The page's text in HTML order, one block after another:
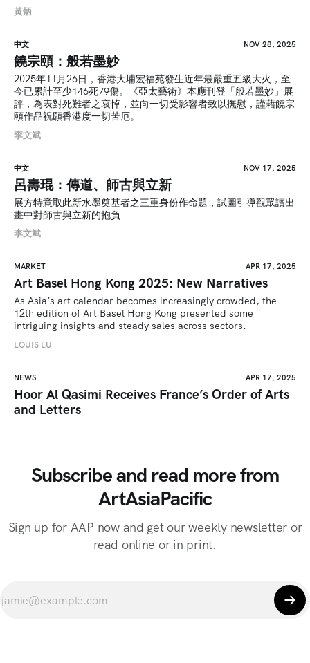
黃炳
中文 NOV 28, 2025
饒宗頤：般若墨妙
2025年11月26日，香港大埔宏福苑發生近年最嚴重五級大火，至
今已累計至少146死79傷。《亞太藝術》本應刊登「般若墨妙」展
評，為表對死難者之哀悼，並向一切受影響者致以撫慰，謹藉饒宗
頤作品祝願香港度一切苦厄。
李文斌
中文 NOV 17, 2025
呂壽琨：傳道、師古與立新
展方特意取此新水墨奠基者之三重身份作命題，試圖引導觀眾讀出
畫中對師古與立新的抱負
李文斌
MARKET APR 17, 2025
Art Basel Hong Kong 2025: New Narratives
As Asia’s art calendar becomes increasingly crowded, the
12th edition of Art Basel Hong Kong presented some
intriguing insights and steady sales across sectors.
LOUIS LU
NEWS APR 17, 2025
Hoor Al Qasimi Receives France’s Order of Arts
and Letters
Subscribe and read more from
ArtAsiaPacific
Sign up for AAP now and get our weekly newsletter or
read online or in print.